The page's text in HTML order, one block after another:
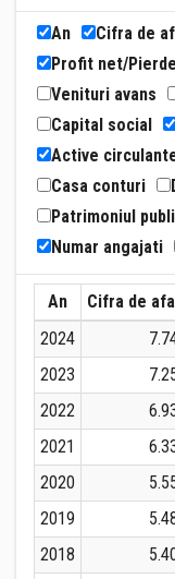
An Cifra de
Profit net/
Venituri avans
Capital social
Active
Casa conturi
Patrimoniul
Numar angajati
An Cifra de
2024
2023
2022
2021
2020
2019
2018